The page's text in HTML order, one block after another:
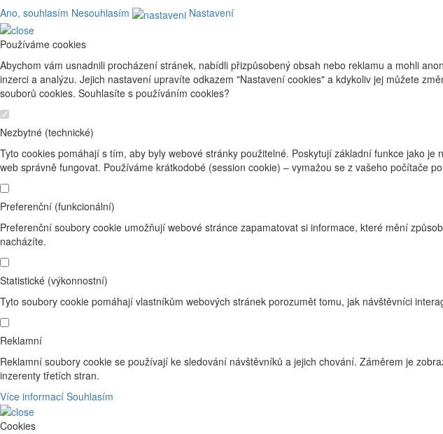
Ano, souhlasím Nesouhlasím Nastavení
Používáme cookies
Abychom vám usnadnili procházení stránek, nabídli přizpůsobený obsah nebo reklamu a mohli
inzerci a analýzu. Jejich nastavení upravíte odkazem "Nastavení cookies" a kdykoliv jej můžete
souborů cookies. Souhlasíte s používáním cookies?
Nezbytné (technické)
Tyto cookies pomáhají s tím, aby byly webové stránky použitelné. Poskytují základní funkce jako
web správně fungovat. Používáme krátkodobé (session cookie) – vymažou se z vašeho počítače
Preferenční (funkcionální)
Preferenční soubory cookie umožňují webové stránce zapamatovat si informace, které mění
nacházíte.
Statistické (výkonnostní)
Tyto soubory cookie pomáhají vlastníkům webových stránek porozumět tomu, jak návštěvníci
Reklamní
Reklamní soubory cookie se používají ke sledování návštěvníků a jejich chování. Záměrem je
inzerenty třetích stran.
Více informací Souhlasím
Cookies